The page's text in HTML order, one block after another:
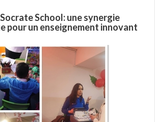
School: une synergie
pour un enseignement innovant